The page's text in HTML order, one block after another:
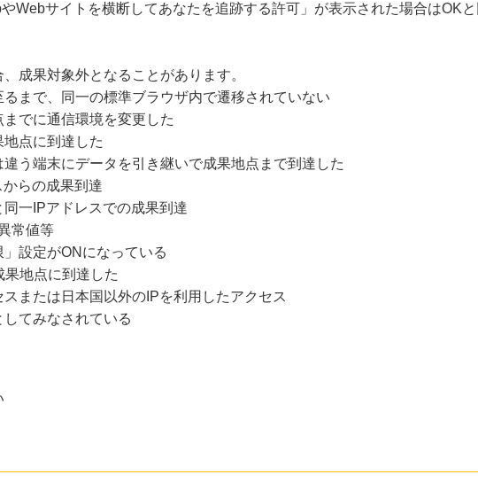
Webサイトを横断してあなたを追跡する許可」が表示された場合はOK
成果対象外となることがあります。
るまで、同一の標準ブラウザ内で遷移されていない
までに通信環境を変更した
地点に到達した
違う端末にデータを引き継いで成果地点まで到達した
からの成果到達
同一IPアドレスでの成果到達
常値等
」設定がONになっている
果地点に到達した
スまたは日本国以外のIPを利用したアクセス
してみなされている